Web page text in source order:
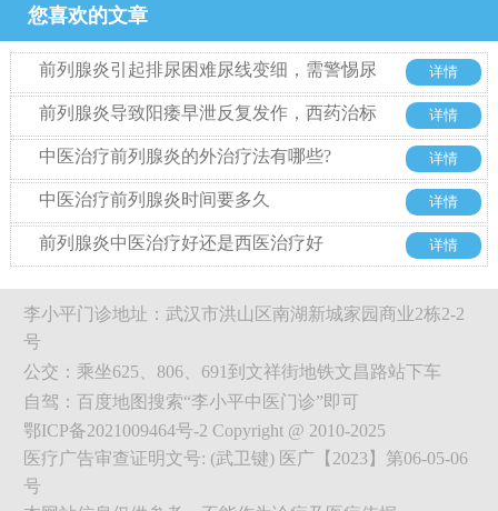
您喜欢的文章
前列腺炎引起排尿困难尿线变细，需警惕尿
道狭窄
详情
前列腺炎导致阳痿早泄反复发作，西药治标
不治本怎么办
详情
中医治疗前列腺炎的外治疗法有哪些? 详情
中医治疗前列腺炎时间要多久 详情
前列腺炎中医治疗好还是西医治疗好 详情
李小平门诊地址：武汉市洪山区南湖新城家园商业2栋2-2
号
公交：乘坐625、806、691到文祥街地铁文昌路站下车
自驾：百度地图搜索“李小平中医门诊”即可
鄂ICP备2021009464号-2 Copyright @ 2010-2025
医疗广告审查证明文号: (武卫键) 医广【2023】第06-05-06
号